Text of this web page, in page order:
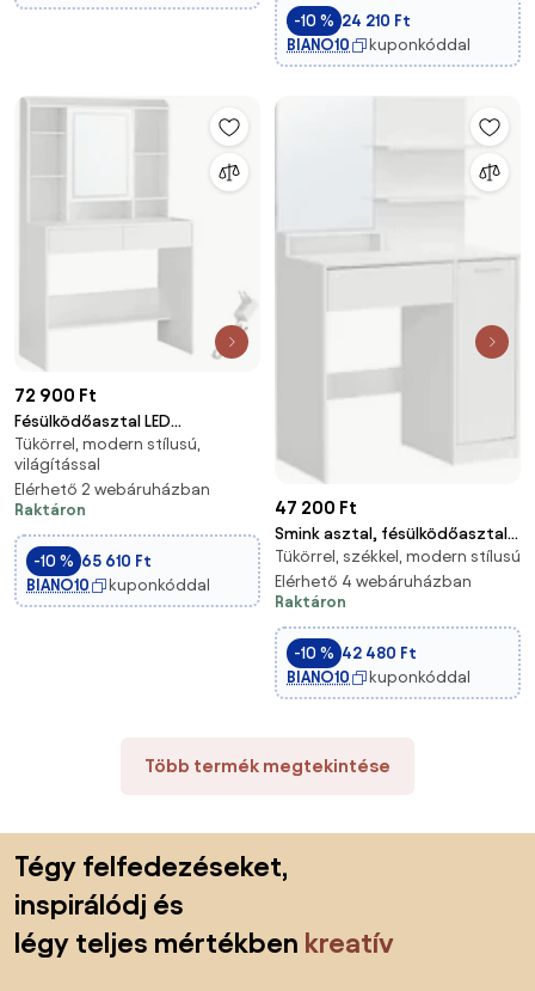
-10 % 24 210 Ft
BIANO10
kuponkóddal
72 900 Ft
Fésülködőasztal LED
világítással, fehér
Tükörrel, modern stílusú,
világítással
Elérhető 2 webáruházban
Raktáron
-10 % 65 610 Ft
BIANO10
kuponkóddal
47 200 Ft
Smink asztal, fésülködőasztal
tükörrel, fehér
Tükörrel, székkel, modern stílusú
Elérhető 4 webáruházban
Raktáron
-10 % 42 480 Ft
BIANO10
kuponkóddal
Több termék megtekintése
Tégy felfedezéseket,
inspirálódj és
légy teljes mértékben kreatív